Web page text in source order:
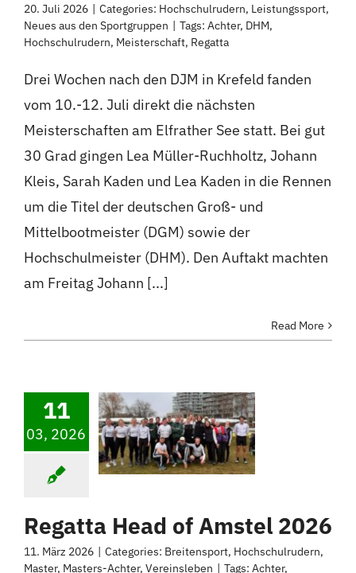
20. Juli 2026 | Categories: Hochschulrudern, Leistungssport,
Neues aus den Sportgruppen | Tags: Achter, DHM,
Hochschulrudern, Meisterschaft, Regatta
Drei Wochen nach den DJM in Krefeld fanden
vom 10.-12. Juli direkt die nächsten
Meisterschaften am Elfrather See statt. Bei gut
30 Grad gingen Lea Müller-Ruchholtz, Johann
Kleis, Sarah Kaden und Lea Kaden in die Rennen
um die Titel der deutschen Groß- und
Mittelbootmeister (DGM) sowie der
Hochschulmeister (DHM). Den Auftakt machten
am Freitag Johann [...]
Read More
11
03, 2026
Regatta Head of Amstel 2026
11. März 2026 | Categories: Breitensport, Hochschulrudern,
Master, Masters-Achter, Vereinsleben | Tags: Achter,